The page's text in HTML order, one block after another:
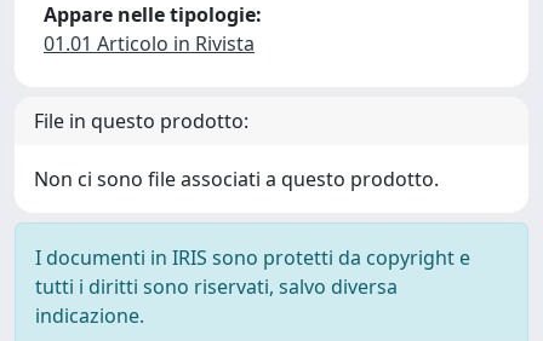
Appare nelle tipologie:
01.01 Articolo in Rivista
File in questo prodotto:
Non ci sono file associati a questo prodotto.
I documenti in IRIS sono protetti da copyright e
tutti i diritti sono riservati, salvo diversa
indicazione.